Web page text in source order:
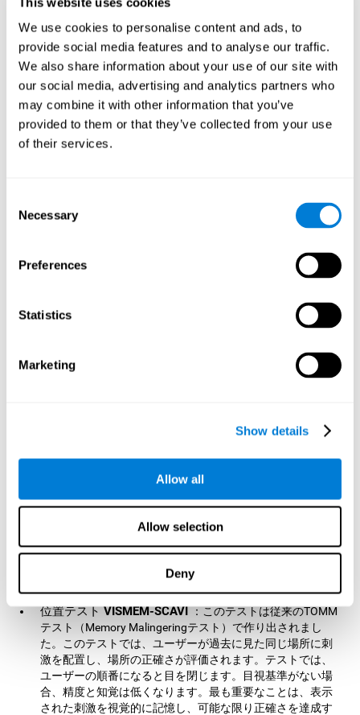
We use cookies to personalise content and ads, to
provide social media features and to analyse our traffic.
We also share information about your use of our site with
our social media, advertising and analytics partners who
may combine it with other information that you’ve
provided to them or that they’ve collected from your use
of their services.
Selection
Necessary
Preferences
Statistics
Marketing
Show details
Allow all
Allow selection
Deny
テストの適切な管理のために、コンピュータ画面に表示さ
れる刺激に被験者が注意を向けられる静かな環境が必要で
す。このタスクは、落ち着きや衝動、不安、不注意などの
行動障害を評価するのに役立ちます。
風船割り：このゲームの目的は、爆弾と赤いゾーンを避け
て、通過するすべての風船を爆発させることです。上級レ
ベルでは、このアクティビティは認知柔軟性のための努力
となるでしょう。私達の日常生活で通行規制を見つけたと
：このメンタルゲーム「真珠割り」では、レンガ
をすべて壊すためにボールを使って、プラットフォームを
的注意を使います。この認知能力は、私たちが道路を走る
ときにガソリンスタンドの看板を見つけたり、他の車を見
：COOR精密テストは、ウィスコンシン
のテスト（カード分類検査マニュアル）から作り出されま
に設計されています。動きの精度をコントロールし、同じ
目的のために2つの動作（視覚的および手動的）を組み合わ
：ラケットを動かして、他のボールや爆弾を避
けながら、目標の色ボールを打つことが求められます。こ
時間の能力を使用します。
もぐらたたき：このゲームでは、頭にダイナマイトが付い
たもぐらを避けて、目的のもぐらを叩くことが求められま
スキャンを使って、目的のもぐらを検出しなければならな
いでしょう。この認知能力は、買い物で探している食品を
見つけるときなどにも役立ちます。
位置テスト VISMEM-SCAVI：このテストは従来のTOMM
テスト（Memory Malingeringテスト）で作り出されまし
た。このテストでは、ユーザーが過去に見た同じ場所に刺
激を配置し、場所の正確さが評価されます。テストでは、
ユーザーの順番になると目を閉じます。目視基準がない場
合、精度と知覚は低くなります。最も重要なことは、表示
された刺激を視覚的に記憶し、可能な限り正確さを達成す